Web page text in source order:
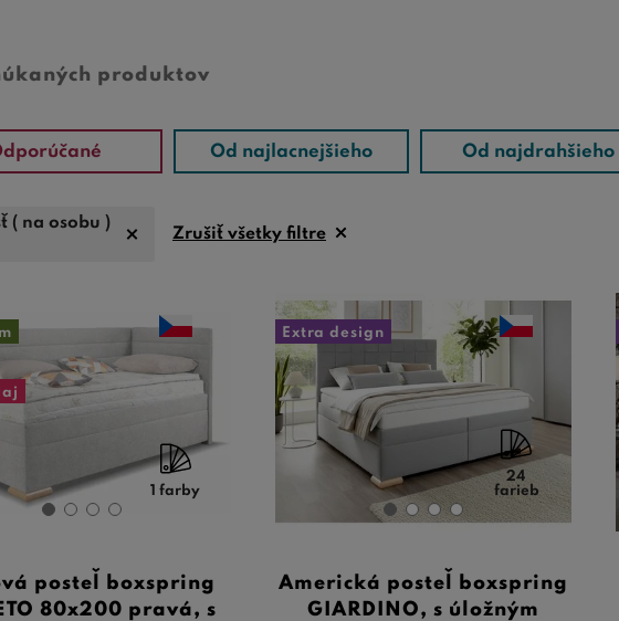
produktov
Od najlacnejšieho Od najdrahšieho
( na osobu )
Zrušiť všetky filtre
1 farby
posteľ boxspring
80x200 pravá, s
Extra design
24
farieb
Americká posteľ boxspring
GIARDINO, s úložným